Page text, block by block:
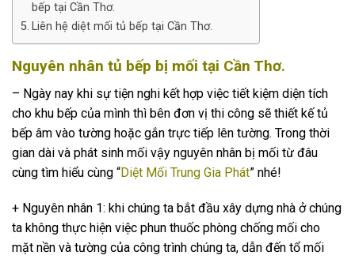
bếp tại Cần Thơ.
Liên hệ diệt mối tủ bếp tại Cần Thơ.
Nguyên nhân tủ bếp bị mối tại Cần Thơ.
– Ngày nay khi sự tiện nghi kết hợp việc tiết kiệm diện tích
cho khu bếp của mình thì bên đơn vị thi công sẽ thiết kế tủ
bếp âm vào tường hoặc gắn trực tiếp lên tường. Trong thời
gian dài và phát sinh mối vậy nguyên nhân bị mối từ đâu
cùng tìm hiểu cùng “Diệt Mối Trung Gia Phát” nhé!
+ Nguyên nhân 1: khi chúng ta bắt đầu xây dựng nhà ở chúng
ta không thực hiện việc phun thuốc phòng chống mối cho
mặt nền và tường của công trình chúng ta, dẫn đến tổ mối